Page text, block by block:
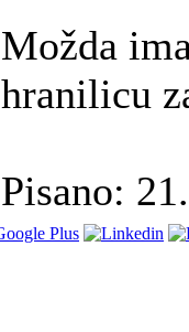
Možda
hranilicu
Pisano: